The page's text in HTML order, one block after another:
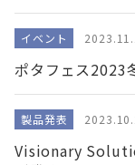
イベント
ポタフェス2023
製品発表
Visionary